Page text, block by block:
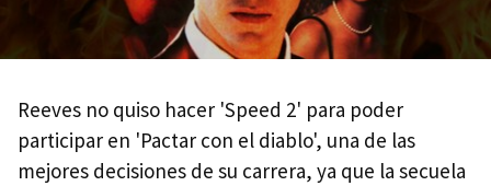
Reeves no quiso hacer 'Speed 2' para poder
participar en 'Pactar con el diablo', una de las
mejores decisiones de su carrera, ya que la secuela